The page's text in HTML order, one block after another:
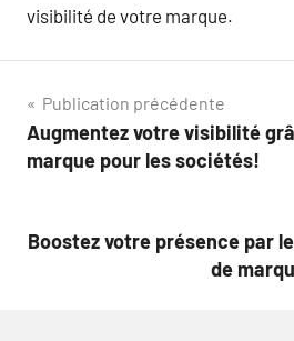
visibilité de votre marque.
Navigation
de
Publication précédente
Augmentez votre visibilité
marque pour les sociétés!
Boostez votre présence par
de